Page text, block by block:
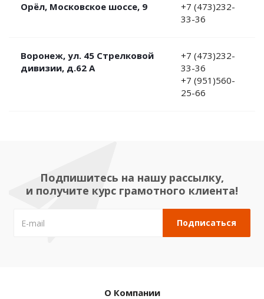
Орёл, Московское шоссе, 9
+7 (473)232-
33-36
Воронеж, ул. 45 Стрелковой
дивизии, д.62 А
+7 (473)232-
33-36
+7 (951)560-
25-66
Подпишитесь на нашу рассылку,
и получите курс грамотного клиента!
О Компании